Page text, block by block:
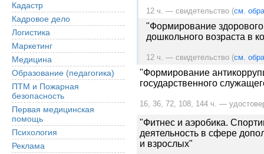
Кадастр
Кадровое дело
Логистика
Маркетинг
Медицина
Образование (педагогика)
ПТМ и Пожарная
безопасность
Первая медицинская
помощь
Психология
Реклама
12 ч. — свидетельство (см.
"Формирование
дошкольного возраста в
12 ч. — свидетельство (см.
"Формирование
государственного
16, 36, 72, 108, 144 ч. —
"Фитнес и аэробика.
деятельность в сфере
и взрослых"